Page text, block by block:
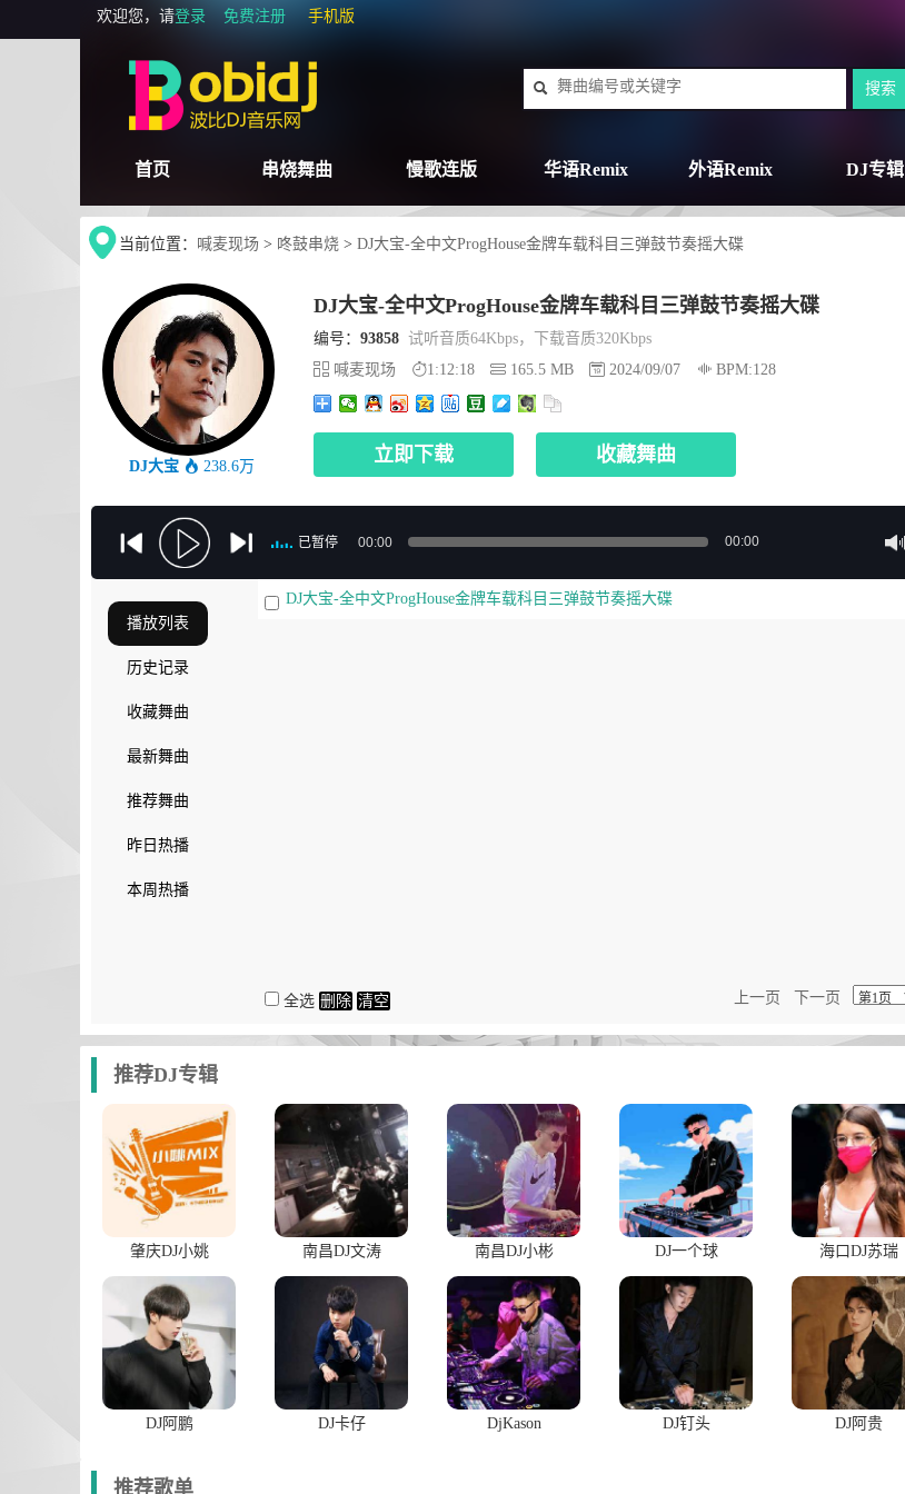
欢迎您，请登录 免费注册 手机版
首页 串烧舞曲 慢歌连版 华语Remix 外语Remix DJ专辑
当前位置： 喊麦现场 > 咚鼓串烧 > DJ大宝-全中文ProgHouse金牌车载科目三弹鼓节奏摇大碟
DJ大宝 238.6万
DJ大宝-全中文ProgHouse金牌车载科目三弹鼓节奏摇大碟
编号： 93858 试听音质64Kbps，下载音质320Kbps
喊麦现场
1:12:18 165.5 MB 2024/09/07 BPM:128
立即下载 收藏舞曲
已暂停 00:00 00:00
播放列表
历史记录
收藏舞曲
最新舞曲
推荐舞曲
昨日热播
本周热播
DJ大宝-全中文ProgHouse金牌车载科目三弹鼓节奏摇大碟
全选 删除 清空 上一页 下一页
推荐DJ专辑
肇庆DJ小姚 南昌DJ文涛 南昌DJ小彬 DJ一个球 海口DJ苏瑞
DJ阿鹏 DJ卡仔 DjKason DJ钉头 DJ阿贵
推荐歌单